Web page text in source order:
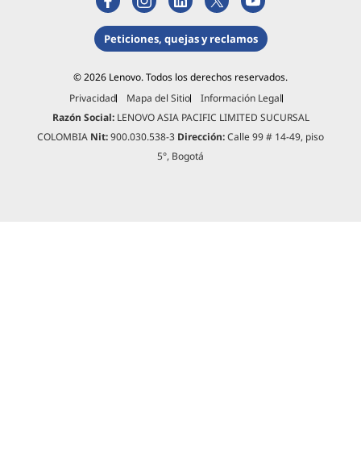
Peticiones, quejas y reclamos
© 2026 Lenovo. Todos los derechos reservados.
Privacidad
Mapa del Sitio
Información Legal
Razón Social:LENOVO ASIA PACIFIC LIMITED SUCURSAL
COLOMBIA Nit:900.030.538-3 Dirección:Calle 99 # 14-49, piso
5°, Bogotá